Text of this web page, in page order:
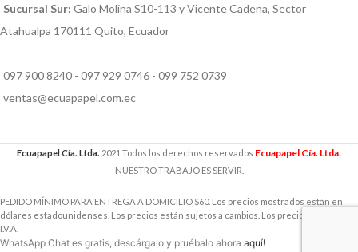
Sucursal Sur: Galo Molina S10-113 y Vicente Cadena, Sector
Atahualpa 170111 Quito, Ecuador
097 900 8240 - 097 929 0746 - 099 752 0739
ventas@ecuapapel.com.ec
Ecuapapel Cía. Ltda. 2021 Todos los derechos reservados Ecuapapel Cía. Ltda.
NUESTRO TRABAJO ES SERVIR.
PEDIDO MÍNIMO PARA ENTREGA A DOMICILIO $60. Los precios mostrados están en
dólares estadounidenses. Los precios están sujetos a cambios. Los precios incluyen
I.V.A.
WhatsApp Chat es gratis, descárgalo y pruébalo ahora aquí!